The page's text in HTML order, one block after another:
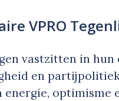
VPRO
vastzitten in hun
en
energie, optimisme